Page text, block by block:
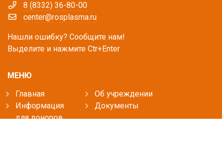
8 (8332) 36-80-00
center@rosplasma.ru
Нашли ошибку? Сообщите нам!
Выделите и нажмите Ctr+Enter
МЕНЮ
Главная
Об учреждении
Информация
для доноров
Документы